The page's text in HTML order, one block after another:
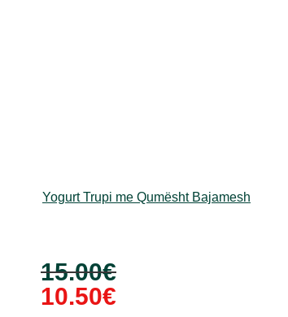
Yogurt Trupi me Qumësht Bajamesh
15.00€
Çmimi
origjinal
10.50€
Çmimi
i